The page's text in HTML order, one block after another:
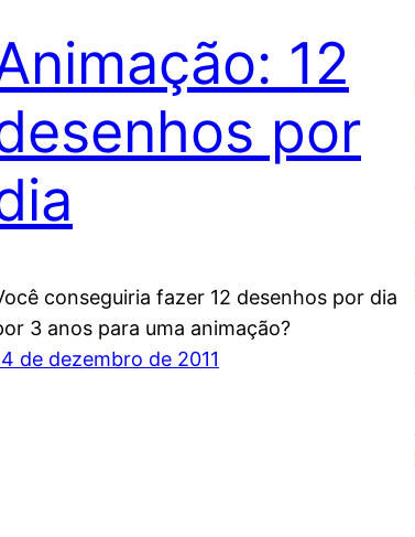
12
por
conseguiria fazer 12 desenhos por dia
3 anos para uma animação?
de dezembro de 2011